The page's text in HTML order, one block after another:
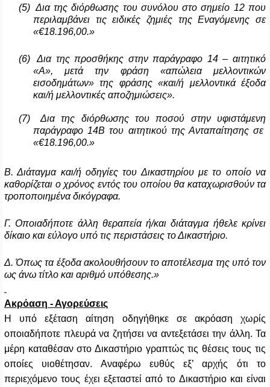
(5) Δια της διόρθωσης του συνόλου στο σημείο 12 που
περιλαμβάνει τις ειδικές ζημιές της Εναγόμενης σε
«€18.196,00.»
(6)
Δια της προσθήκης στην παράγραφο 14 – αιτητικό
«Α», μετά την φράση «απώλεια μελλοντικών
εισοδημάτων» της φράσης «και/ή μελλοντικά έξοδα
και/ή μελλοντικές αποζημιώσεις».
(7)
Δια της διόρθωσης του ποσού στην υφιστάμενη
παράγραφο 14Β του αιτητικού της Ανταπαίτησης σε
«€18.196,00.»
Β. Διάταγμα και/ή οδηγίες του Δικαστηρίου με το οποίο να
καθορίζεται ο χρόνος εντός του οποίου θα καταχωρισθούν τα
τροποποιημένα δικόγραφα.
Γ. Οποιαδήποτε άλλη θεραπεία ή/και διάταγμα ήθελε κρίνει
δίκαιο και εύλογο υπό τις περιστάσεις το Δικαστήριο.
Δ. Όπως τα έξοδα ακολουθήσουν το αποτέλεσμα της υπό τον
ως άνω τίτλο και αριθμό υπόθεσης.»
Ακρόαση - Αγορεύσεις
Η υπό εξέταση αίτηση οδηγήθηκε σε ακρόαση χωρίς
οποιαδήποτε πλευρά να ζητήσει να αντεξετάσει την άλλη. Τα
μέρη καταθέσαν στο Δικαστήριο γραπτώς τις θέσεις τους τις
οποίες υιοθέτησαν. Αναφέρω ευθύς εξ’ αρχής ότι το
περιεχόμενο τους έχει εξεταστεί από το Δικαστήριο και είναι